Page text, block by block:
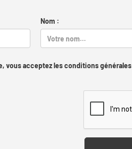
Nom :
vous acceptez les conditions générales